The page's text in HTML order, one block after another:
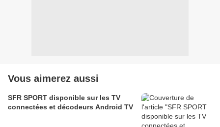
Vous aimerez aussi
SFR SPORT disponible sur les TV
connectées et décodeurs Android TV